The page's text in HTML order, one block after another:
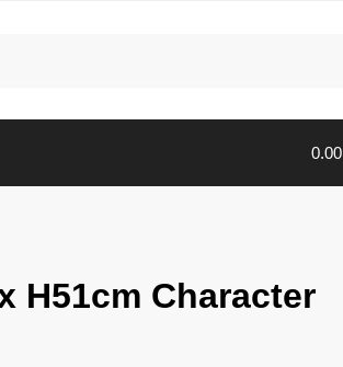
0.00
H51cm Character